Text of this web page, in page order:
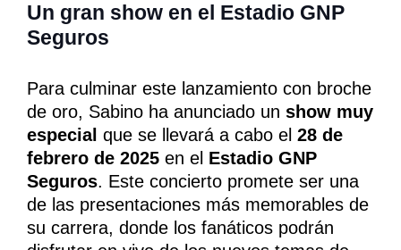
Un gran show en el Estadio GNP
Seguros
Para culminar este lanzamiento con broche
de oro, Sabino ha anunciado un show muy
especial que se llevará a cabo el 28 de
febrero de 2025 en el Estadio GNP
Seguros. Este concierto promete ser una
de las presentaciones más memorables de
su carrera, donde los fanáticos podrán